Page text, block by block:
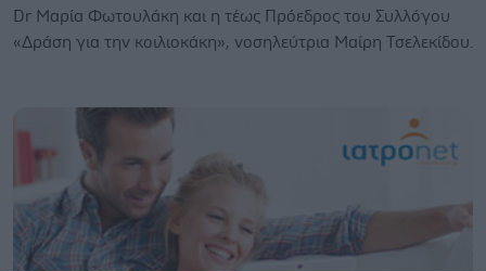
Dr Μαρία Φωτουλάκη και η τέως Πρόεδρος του Συλλόγου
«Δράση για την κοιλιοκάκη», νοσηλεύτρια Μαίρη Τσελεκίδου.